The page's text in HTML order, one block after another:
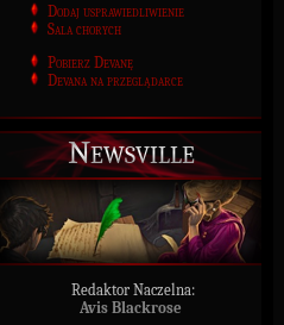
Dodaj usprawiedliwienie
Sala chorych
Pobierz Devanę
Devana na przeglądarce
Newsville
Redaktor Naczelna:
Avis Blackrose